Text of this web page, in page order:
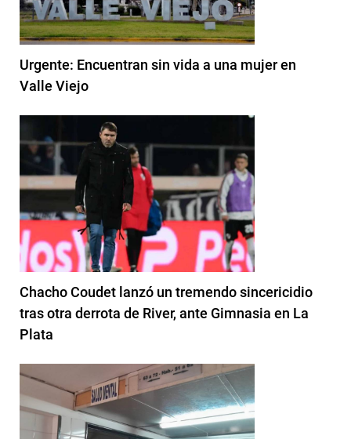
Urgente: Encuentran sin vida a una mujer en
Valle Viejo
Chacho Coudet lanzó un tremendo sincericidio
tras otra derrota de River, ante Gimnasia en La
Plata